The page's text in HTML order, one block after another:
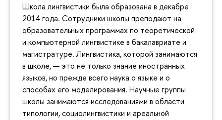
Школа лингвистики была образована в декабре
2014 года. Сотрудники школы преподают на
образовательных программах по теоретической
и компьютерной лингвистике в бакалавриате и
магистратуре. Лингвистика, которой занимаются
в школе, — это не только знание иностранных
языков, но прежде всего наука о языке и о
способах его моделирования. Научные группы
школы занимаются исследованиями в области
типологии, социолингвистики и ареальной